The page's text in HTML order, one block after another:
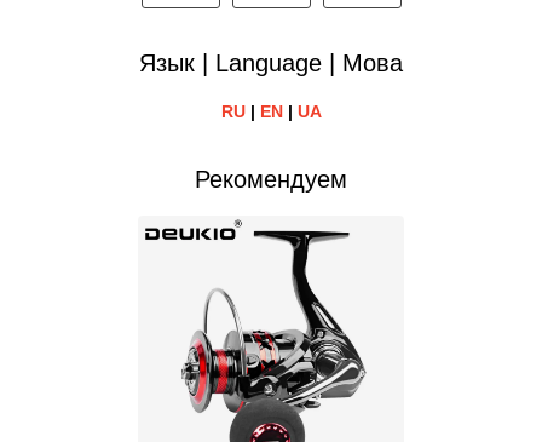
Язык | Language | Мова
RU| EN| UA
Рекомендуем